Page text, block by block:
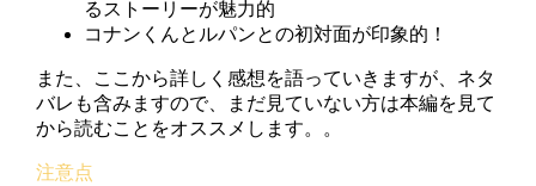
るストーリーが魅力的
コナンくんとルパンとの初対面が印象的！
また、ここから詳しく感想を語っていきますが、ネタ
バレも含みますので、まだ見ていない方は本編を見て
から読むことをオススメします。。